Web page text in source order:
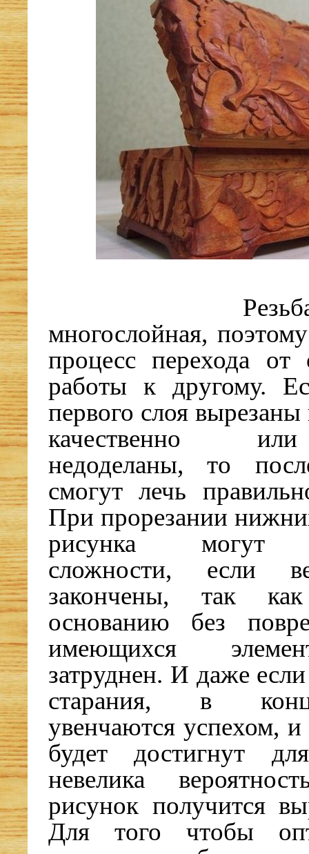
многослойная,
процесс перехода от
работы к другому.
первого слоя вырезаны
качественно
недоделаны, то
смогут лечь
При прорезании
рисунка могут
сложности, если
закончены, так
основанию без
имеющихся
затруднен. И даже
старания, в
увенчаются успехом,
будет достигнут
невелика
рисунок получится
Для того чтобы